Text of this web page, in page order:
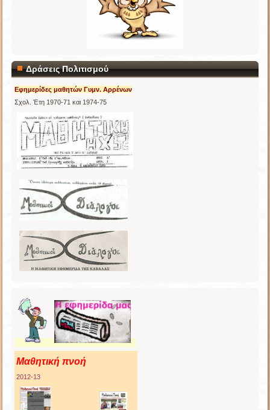
Δράσεις Πολιτισμού
Εφημερίδες μαθητών Γυμν. Αρρένων
Σχολ. Έτη 1970-71 και 1974-75
Μαθητική πνοή
2012-13